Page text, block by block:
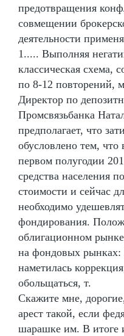
предотвращения
совмещении
деятельности
1..... Выполняя
классическая схема,
по 8-12 повторений,
Директор по
Промсвязьбанка
предполагает, что
обусловлено тем,
первом полугодии
средства населения
стоимости и сейчас
необходимо
фондирования.
облигационном
на фондовых
наметилась
обольщаться, т.
Скажите мне,
арест такой, если
шарашке им. В итоге